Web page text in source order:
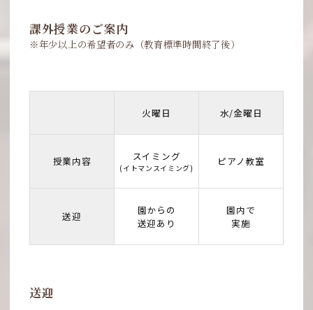
課外授業のご案内
※年少以上の希望者のみ（教育標準時間終了後）
火曜日 水/金曜日
授業内容 スイミング
(イトマンスイミング)
ピアノ教室
送迎
園からの
送迎あり
園内で
実施
送迎